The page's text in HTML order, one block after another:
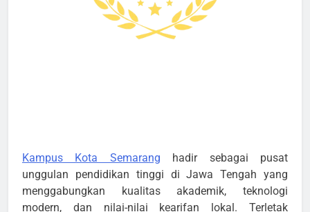
Kampus Kota Semarang hadir sebagai pusat
unggulan pendidikan tinggi di Jawa Tengah yang
menggabungkan kualitas akademik, teknologi
modern, dan nilai-nilai kearifan lokal. Terletak